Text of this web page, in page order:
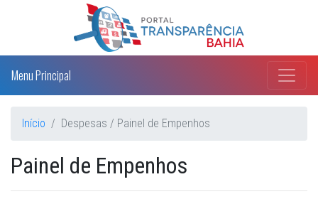
Menu Principal
Início Despesas / Painel de Empenhos
Painel de Empenhos